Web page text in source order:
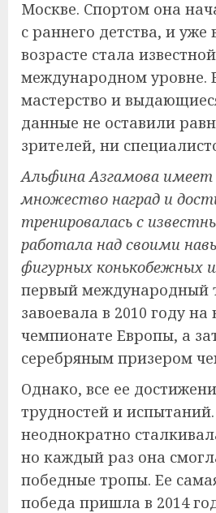
Москве. Спортом она
с раннего детства, и уже
возрасте стала
международном уровне.
мастерство и
данные не оставили
зрителей, ни
Альфина Азгамова имеет
множество наград и
тренировалась с
работала над своими
фигурных конькобежных
первый международный
завоевала в 2010 году
чемпионате Европы, а
серебряным призером
Однако, все ее
трудностей и
неоднократно
но каждый раз она
победные тропы. Ее
победа пришла в 2014